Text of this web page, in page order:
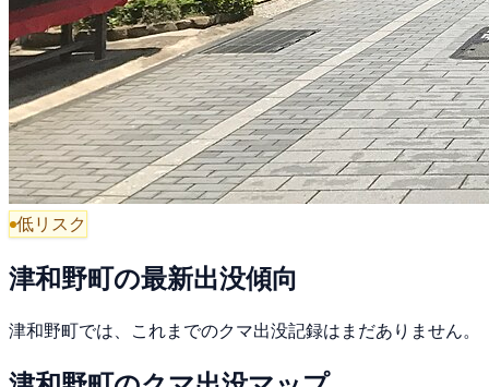
低リスク
津和野町の最新出没傾向
津和野町では、これまでのクマ出没記録はまだありません。